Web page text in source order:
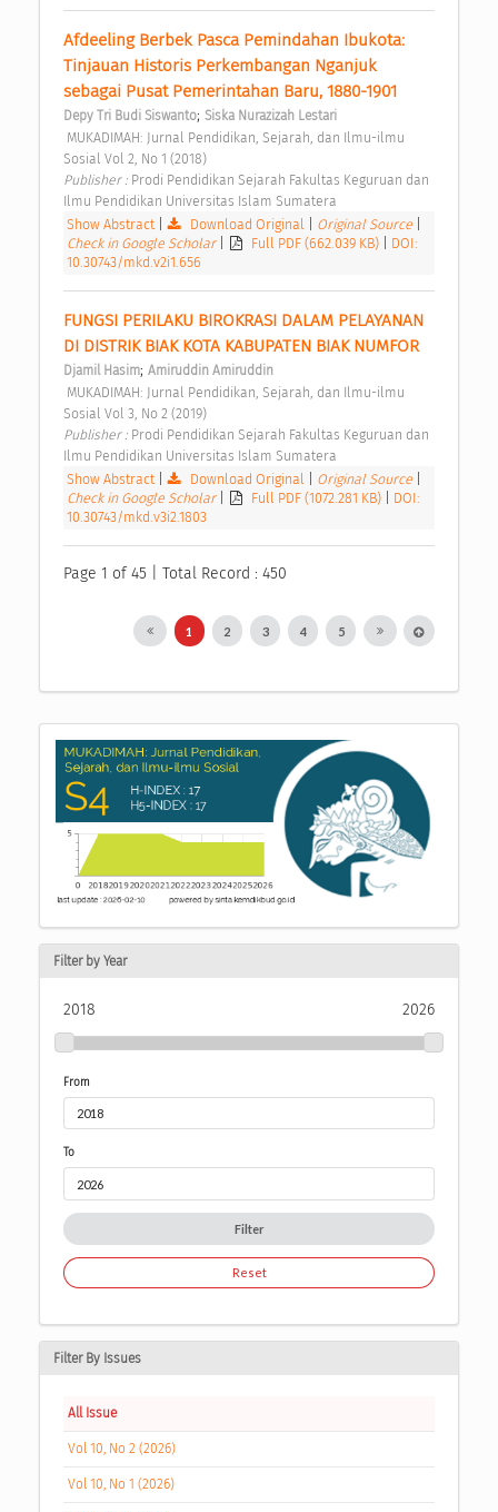
Afdeeling Berbek Pasca Pemindahan Ibukota:
Tinjauan Historis Perkembangan Nganjuk
sebagai Pusat Pemerintahan Baru, 1880-1901
Depy Tri Budi Siswanto; Siska Nurazizah Lestari
Sosial Vol 2, No 1 (2018)
Publisher : Prodi Pendidikan Sejarah Fakultas Keguruan dan
Ilmu Pendidikan Universitas Islam Sumatera
Show Abstract| Download Original Original Source
Check in Google Scholar
Full PDF (662.039 KB)
DOI:
10.30743/mkd.v2i1.656
FUNGSI PERILAKU BIROKRASI DALAM PELAYANAN
DI DISTRIK BIAK KOTA KABUPATEN BIAK NUMFOR
Djamil Hasim; Amiruddin Amiruddin
Sosial Vol 3, No 2 (2019)
Publisher : Prodi Pendidikan Sejarah Fakultas Keguruan dan
Ilmu Pendidikan Universitas Islam Sumatera
Show Abstract| Download Original Original Source
Check in Google Scholar
Full PDF (1072.281 KB)
DOI:
10.30743/mkd.v3i2.1803
Page 1 of 45 | Total Record : 450
1 2 3 4 5
Filter by Year
2018 2026
From
To
Filter
Reset
Filter By Issues
All Issue
Vol 10, No 2 (2026)
Vol 10, No 1 (2026)